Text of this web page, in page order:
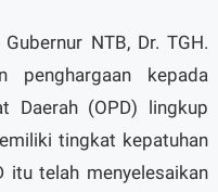
NTB, Dr. TGH.
penghargaan kepada
Daerah (OPD) lingkup
tingkat kepatuhan
itu telah menyelesaikan